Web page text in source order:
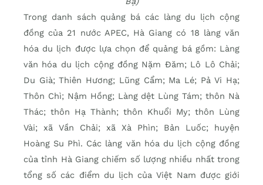
Trong danh sách quảng bá các làng du lịch cộng
đồng của 21 nước APEC, Hà Giang có 18 làng văn
hóa du lịch được lựa chọn để quảng bá gồm: Làng
văn hóa du lịch cộng đồng Nặm Đăm; Lô Lô Chải;
Du Già; Thiên Hương; Lũng Cẩm; Ma Lé; Pả Vi Hạ;
Thôn Chì; Nậm Hồng; Làng dệt Lùng Tám; thôn Nà
Thác; thôn Hạ Thành; thôn Khuổi My; thôn Lùng
Vài; xã Vần Chải; xã Xà Phìn; Bản Luốc; huyện
Hoàng Su Phì. Các làng văn hóa du lịch cộng đồng
của tỉnh Hà Giang chiếm số lượng nhiều nhất trong
tổng số các điểm du lịch của Việt Nam được giới